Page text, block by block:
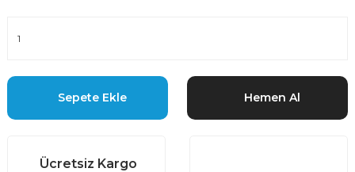
Sepete Ekle Hemen Al
Ücretsiz Kargo